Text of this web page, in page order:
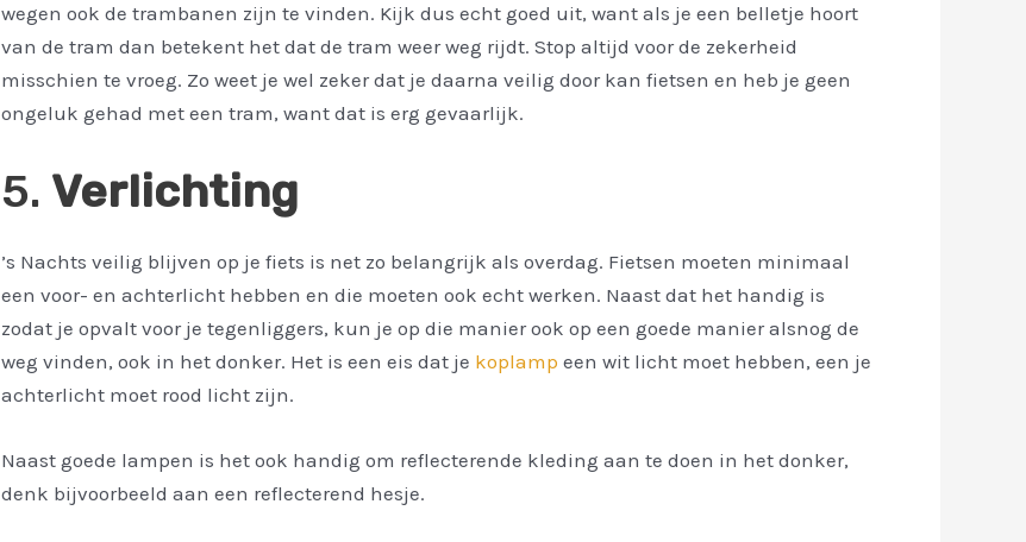
wegen ook de trambanen zijn te vinden. Kijk dus echt goed uit, want als je een belletje hoort
van de tram dan betekent het dat de tram weer weg rijdt. Stop altijd voor de zekerheid
misschien te vroeg. Zo weet je wel zeker dat je daarna veilig door kan fietsen en heb je geen
ongeluk gehad met een tram, want dat is erg gevaarlijk.
5. Verlichting
’s Nachts veilig blijven op je fiets is net zo belangrijk als overdag. Fietsen moeten minimaal
een voor- en achterlicht hebben en die moeten ook echt werken. Naast dat het handig is
zodat je opvalt voor je tegenliggers, kun je op die manier ook op een goede manier alsnog de
weg vinden, ook in het donker. Het is een eis dat je koplamp een wit licht moet hebben, een je
achterlicht moet rood licht zijn.
Naast goede lampen is het ook handig om reflecterende kleding aan te doen in het donker,
denk bijvoorbeeld aan een reflecterend hesje.